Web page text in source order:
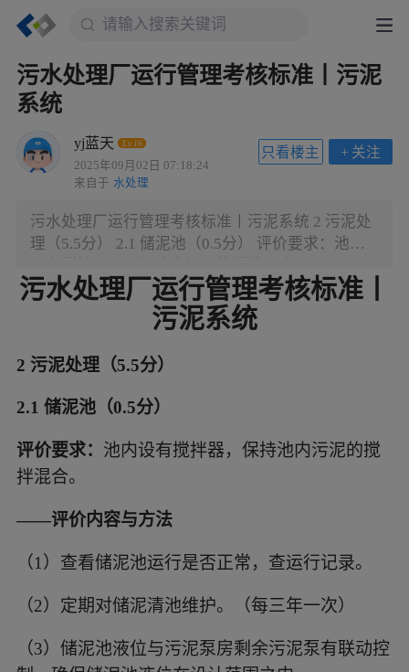
污水处理厂运行管理考核标准丨污泥
系统
yj蓝天 Lv.16
2025年09月02日 07:18:24
来自于 水处理
+ 关注
只看楼主
污水处理厂运行管理考核标准丨污泥系统 2 污泥处
理（5.5分） 2.1 储泥池（0.5分） 评价要求：池内
内容与方法 （1）查看储泥池运行是否正常，查运
行记录。 （2）定期对储泥清池维护。（每三年一
次） （3）储泥池液位与污泥泵房剩余污泥泵有联
动控制，确保储泥池液位在设计范围之内。 ——评
分标准 （1）储泥池未正常运行，减0.5分；
污水处理厂运行管理考核标准丨
污泥系统
2 污泥处理（5.5分）
2.1 储泥池（0.5分）
评价要求： 池内设有搅拌器，保持池内污泥的搅
拌混合。
——评价内容与方法
（1） 查看储泥池运行是否正常，查运行记录。
（2） 定期对储泥清池维护。（每三年一次）
（3） 储泥池液位与污泥泵房剩余污泥泵有联动控